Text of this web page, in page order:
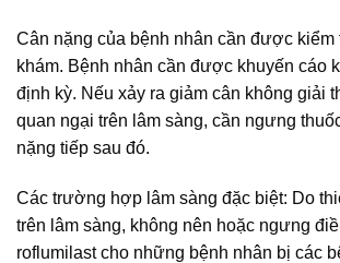
Cân nặng của bệnh nhân cần được kiểm
khám. Bệnh nhân cần được khuyến cáo
định kỳ. Nếu xảy ra giảm cân không giải
quan ngại trên lâm sàng, cần ngưng
nặng tiếp sau đó.
Các trường hợp lâm sàng đặc biệt: Do
trên lâm sàng, không nên hoặc ngưng
roflumilast cho những bệnh nhân bị các